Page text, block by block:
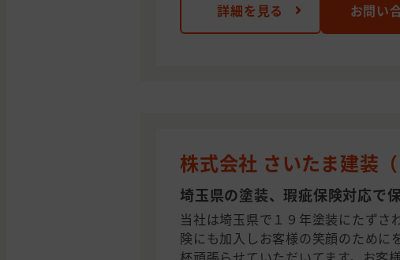
詳細を見る お問い
株式会社 さいたま建装（
埼玉県の塗装、瑕疵保険対応で
当社は埼玉県で１９年塗装にたずさ
険にも加入しお客様の笑顔のために